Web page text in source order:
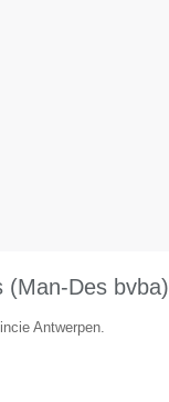
(Man-Des bvba)
Antwerpen.